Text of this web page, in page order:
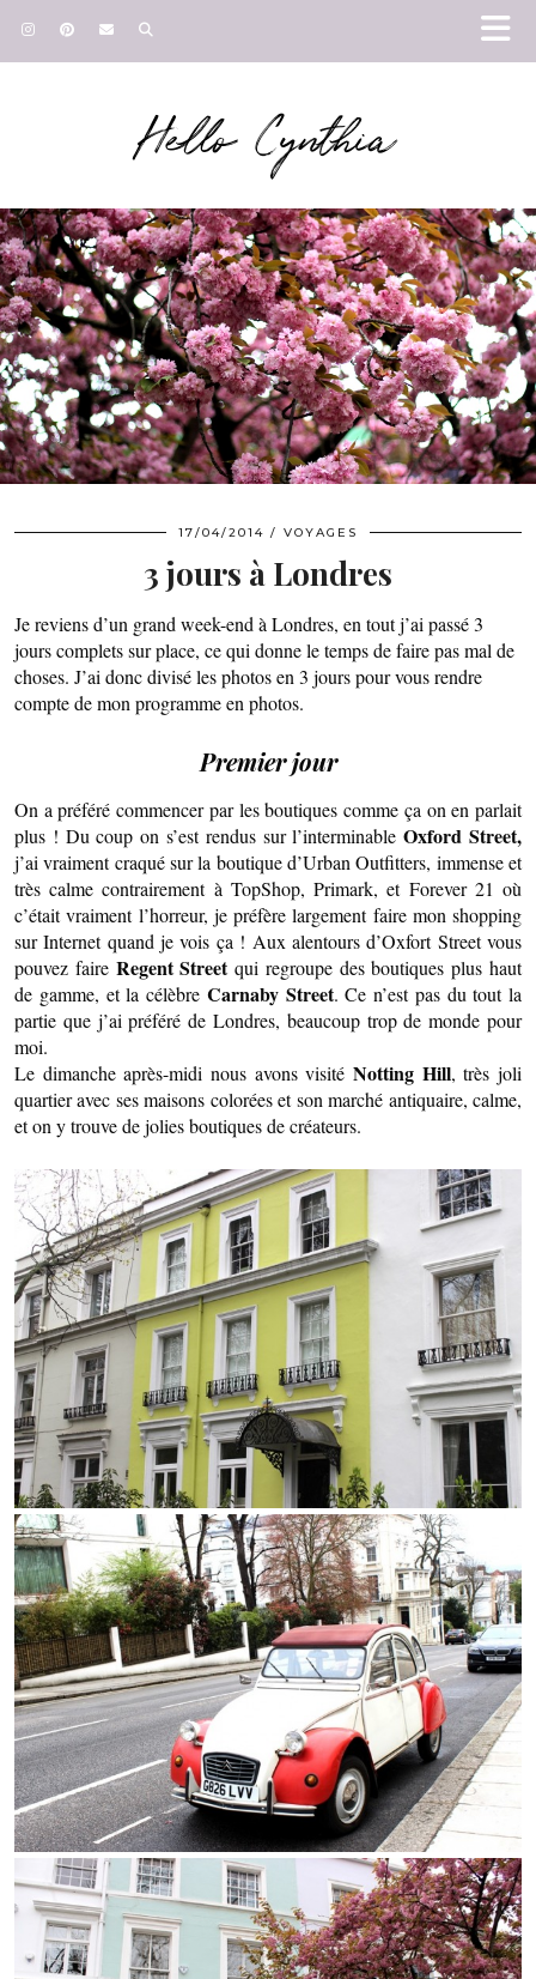
Hello Cynthia
17/04/2014 VOYAGES
3 jours à Londres
Je reviens d’un grand week-end à Londres, en tout j’ai passé 3
jours complets sur place, ce qui donne le temps de faire pas mal de
choses. J’ai donc divisé les photos en 3 jours pour vous rendre
compte de mon programme en photos.
Premier jour
On a préféré commencer par les boutiques comme ça on en parlait
plus ! Du coup on s’est rendus sur l’interminableOxford Street,
j’ai vraiment craqué sur la boutique d’Urban Outfitters, immense et
très calme contrairement à TopShop, Primark, et Forever 21 où
c’était vraiment l’horreur, je préfère largement faire mon shopping
sur Internet quand je vois ça ! Aux alentours d’Oxfort Street vous
pouvez faire Regent Streetqui regroupe des boutiques plus haut
de gamme, et la célèbre Carnaby Street. Ce n’est pas du tout la
partie que j’ai préféré de Londres, beaucoup trop de monde pour
moi.
Le dimanche après-midi nous avons visité Notting Hill, très joli
quartier avec ses maisons colorées et son marché antiquaire, calme,
et on y trouve de jolies boutiques de créateurs.